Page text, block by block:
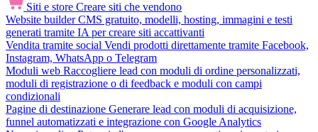
Siti e store Creare siti che vendono
Website builder CMS gratuito, modelli, hosting, immagini e testi
generati tramite IA per creare siti accattivanti
Vendita tramite social Vendi prodotti direttamente tramite Facebook,
Instagram, WhatsApp o Telegram
Moduli web Raccogliere lead con moduli di ordine personalizzati,
moduli di registrazione o di feedback e moduli con campi
condizionali
Pagine di destinazione Generare lead con moduli di acquisizione,
funnel automatizzati e integrazione con Google Analytics